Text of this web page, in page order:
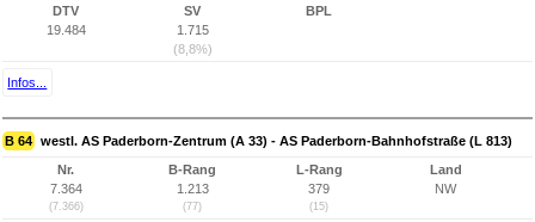
DTV
19.484
SV
1.715
(8,8%)
BPL
Infos...
B 64 westl. AS Paderborn-Zentrum (A 33) - AS Paderborn-Bahnhofstraße (L 813)
Nr.
7.364
(7.366)
B-Rang
1.213
(77)
L-Rang
379
(15)
Land
NW